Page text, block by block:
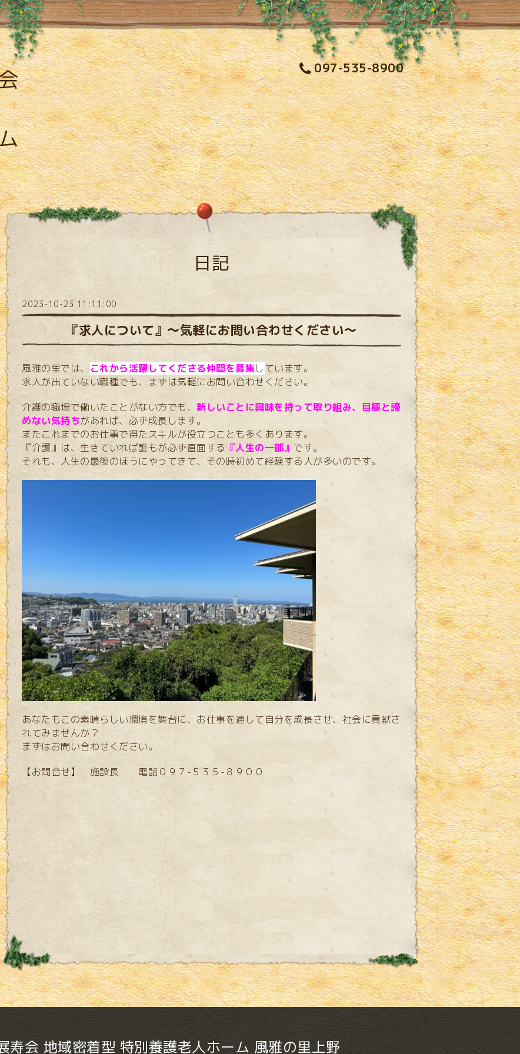
097-535-8900
日記
2023-10-23 11:11:00
『求人について』～気軽にお問い合わせください～
風雅の里では、 これから活躍してくださる仲間を募集し ています。
求人が出ていない職種でも、まずは気軽にお問い合わせください。
介護の職場で働いたことがない方でも、 新しいことに興味を持って取り組み、目標と諦
めない気持ちがあれば、必ず成長します。
またこれまでのお仕事で得たスキルが役立つことも多くあります。
『介護』は、生きていれば誰もが必ず直面する 『人生の一部』 です。
それも、人生の最後のほうにやってきて、その時初めて経験する人が多いのです。
あなたもこの素晴らしい環境を舞台に、お仕事を通して自分を成長させ、社会に貢献さ
れてみませんか？
まずはお問い合わせください。
【お問合せ】 施設長 電話０９７-５３５-８９００
寿会 地域密着型 特別養護老人ホーム 風雅の里上野